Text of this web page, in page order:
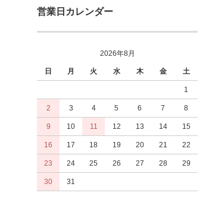
営業日カレンダー
2026年8月
日 月 火 水 木 金 土
1
2 3 4 5 6 7 8
9 10 11 12 13 14 15
16 17 18 19 20 21 22
23 24 25 26 27 28 29
30 31